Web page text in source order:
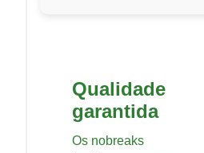
Qualidade
garantida
Os nobreaks